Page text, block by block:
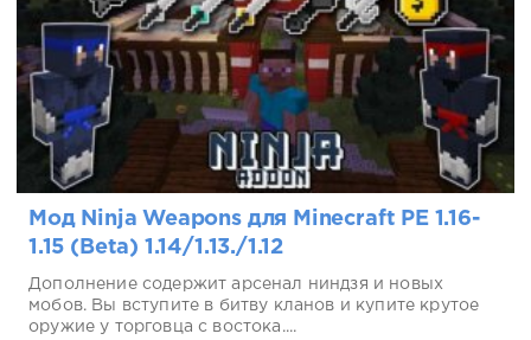
Мод Ninja Weapons для Minecraft PE 1.16-
1.15 (Beta) 1.14/1.13./1.12
Дополнение содержит арсенал ниндзя и новых
мобов. Вы вступите в битву кланов и купите крутое
оружие у торговца с востока....